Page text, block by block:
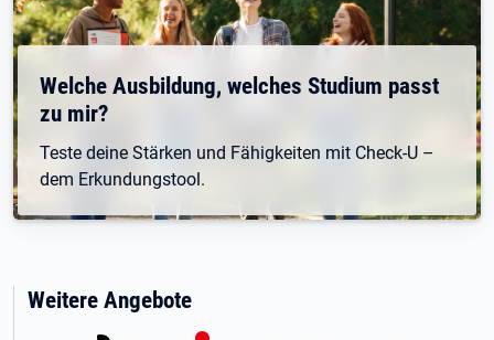
Welche Ausbildung, welches Studium passt
zu mir?
Teste deine Stärken und Fähigkeiten mit Check-U –
dem Erkundungstool.
Weitere Angebote